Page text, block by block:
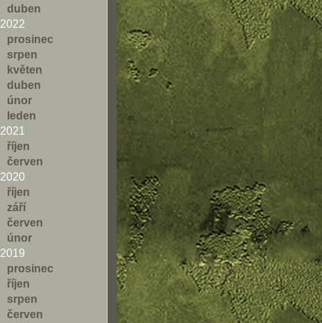
duben
2022
prosinec
srpen
květen
duben
únor
leden
2021
říjen
červen
2020
říjen
září
červen
únor
2019
prosinec
říjen
srpen
červen